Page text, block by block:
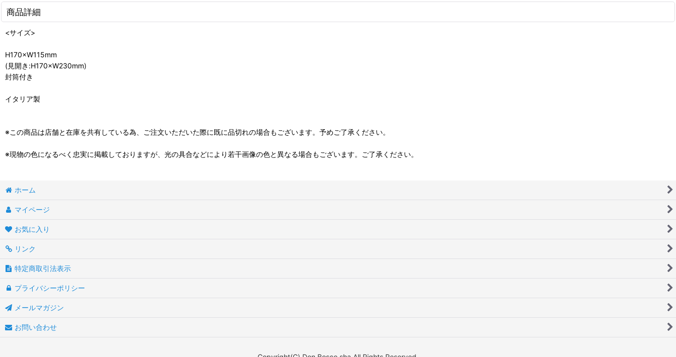
商品詳細
<サイズ>
H170×W115mm
(見開き:H170×W230mm)
封筒付き
イタリア製
※この商品は店舗と在庫を共有している為、ご注文いただいた際に既に品切れの場合もございます。予めご了承ください。
※現物の色になるべく忠実に掲載しておりますが、光の具合などにより若干画像の色と異なる場合もございます。ご了承ください。
ホーム
マイページ
お気に入り
リンク
特定商取引法表示
プライバシーポリシー
メールマガジン
お問い合わせ